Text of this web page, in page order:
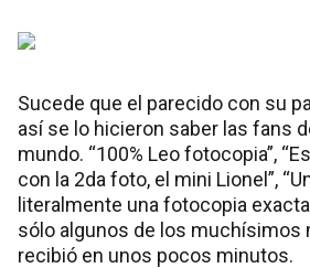
Sucede que el parecido con su
así se lo hicieron saber las fans
mundo. “100% Leo fotocopia”,
con la 2da foto, el mini Lionel”,
literalmente una fotocopia exacta
sólo algunos de los muchísimos
recibió en unos pocos minutos.